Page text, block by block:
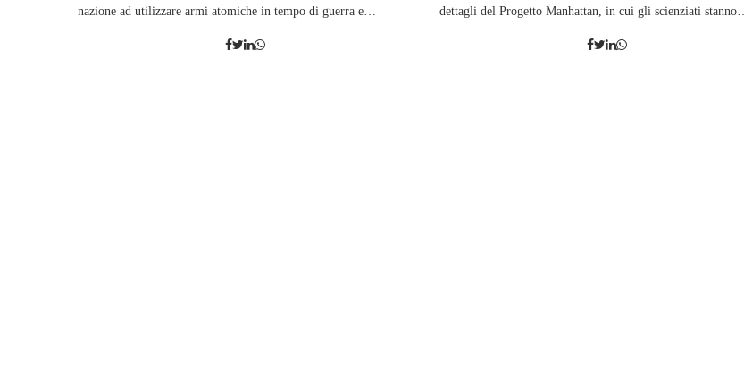
nazione ad utilizzare armi atomiche in tempo di guerra e…
dettagli del Progetto Manhattan, in cui gli scienziati stanno…